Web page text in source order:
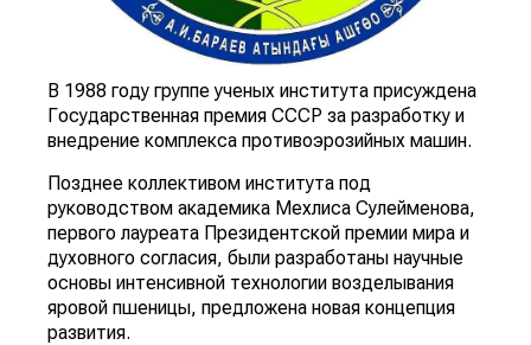
В 1988 году группе ученых института присуждена
Государственная премия СССР за разработку и
внедрение комплекса противоэрозийных машин.
Позднее коллективом института под
руководством академика Мехлиса Сулейменова,
первого лауреата Президентской премии мира и
духовного согласия, были разработаны научные
основы интенсивной технологии возделывания
яровой пшеницы, предложена новая концепция
развития.